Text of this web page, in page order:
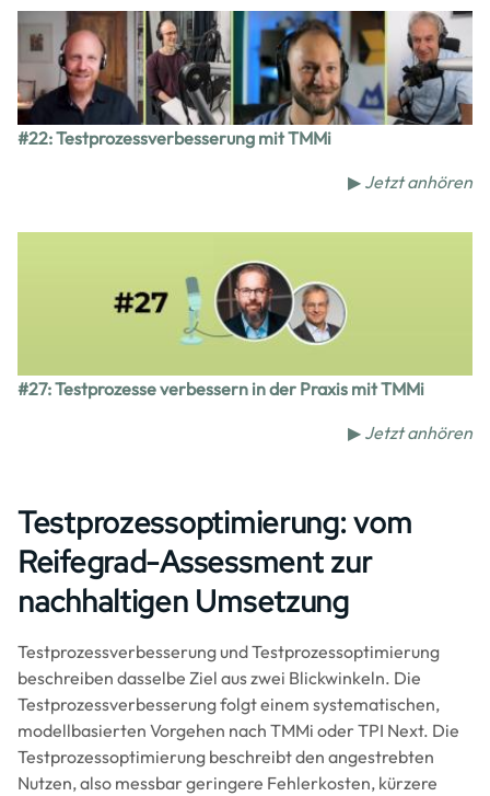
Image
#22: Testprozessverbesserung mit TMMi
▶ Jetzt anhören
#27: Testprozesse verbessern in der Praxis mit TMMi
▶ Jetzt anhören
Testprozessoptimierung: vom
Reifegrad-Assessment zur
nachhaltigen Umsetzung
Testprozessverbesserung und Testprozessoptimierung
beschreiben dasselbe Ziel aus zwei Blickwinkeln. Die
Testprozessverbesserung folgt einem systematischen,
modellbasierten Vorgehen nach TMMi oder TPI Next. Die
Testprozessoptimierung beschreibt den angestrebten
Nutzen, also messbar geringere Fehlerkosten, kürzere